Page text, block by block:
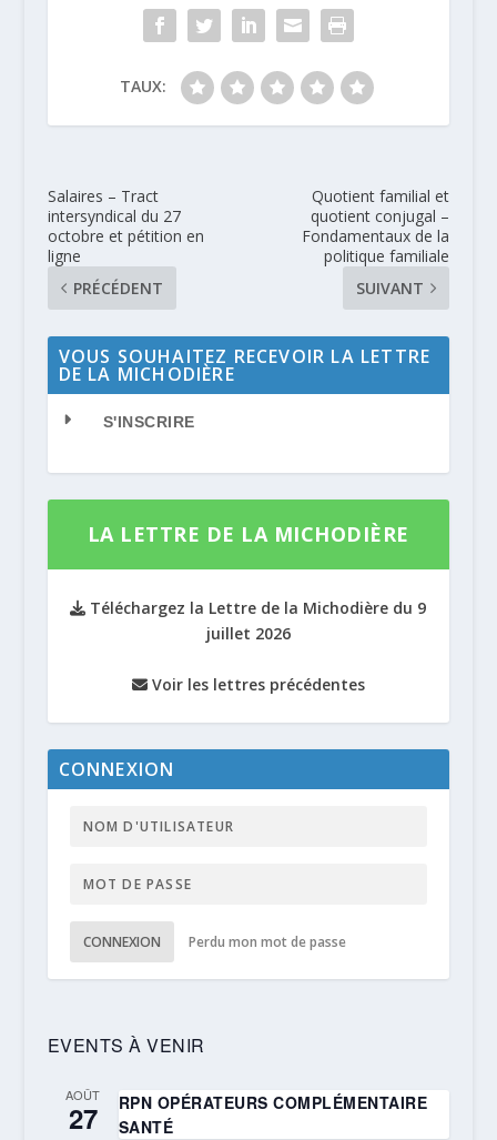
TAUX:
Salaires – Tract
intersyndical du 27
octobre et pétition en
ligne
PRÉCÉDENT
Quotient familial et
quotient conjugal –
Fondamentaux de la
politique familiale
SUIVANT
VOUS SOUHAITEZ RECEVOIR LA LETTRE
DE LA MICHODIÈRE
S'INSCRIRE
LA LETTRE DE LA MICHODIÈRE
Téléchargez la Lettre de la Michodière du 9
juillet 2026
Voir les lettres précédentes
CONNEXION
CONNEXION Perdu mon mot de passe
EVENTS À VENIR
AOÛT
27
RPN OPÉRATEURS COMPLÉMENTAIRE
SANTÉ